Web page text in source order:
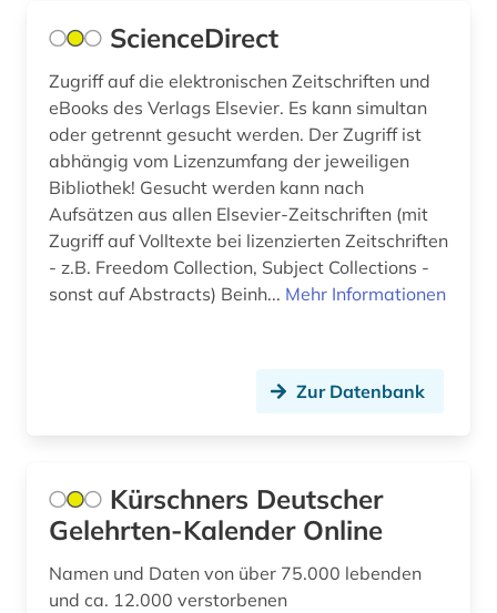
elektronische medien (1)
elektronische publikation (1)
elektronische zeitschrift (4)
elektronisches buch (2)
elektrotechnik (3)
england (1)
erziehung (2)
estland (1)
eth zürich (1)
ScienceDirect
Zugriff auf die elektronischen Zeitschriften und
eBooks des Verlags Elsevier. Es kann simultan
oder getrennt gesucht werden. Der Zugriff ist
abhängig vom Lizenzumfang der jeweiligen
Bibliothek! Gesucht werden kann nach
Aufsätzen aus allen Elsevier-Zeitschriften (mit
Zugriff auf Volltexte bei lizenzierten Zeitschriften
- z.B. Freedom Collection, Subject Collections -
sonst auf Abstracts) Beinh... Mehr Informationen
Zur Datenbank
Kürschners Deutscher
Gelehrten-Kalender Online
Namen und Daten von über 75.000 lebenden
und ca. 12.000 verstorbenen